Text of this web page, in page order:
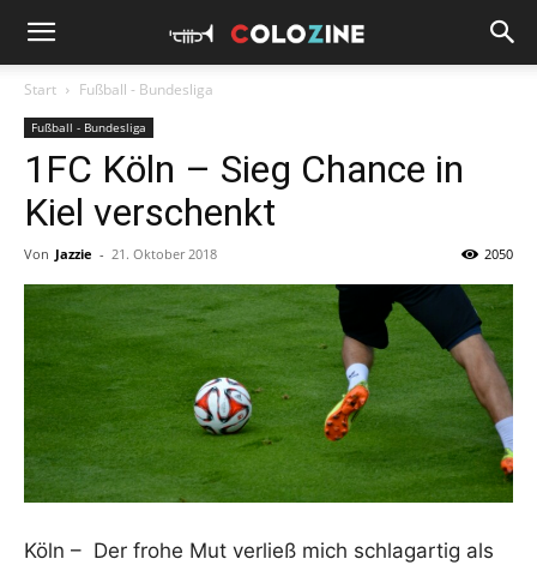
Start Fußball - Bundesliga
Fußball - Bundesliga
1FC Köln – Sieg Chance in
Kiel verschenkt
Von Jazzie - 21. Oktober 2018 2050
Köln – Der frohe Mut verließ mich schlagartig als